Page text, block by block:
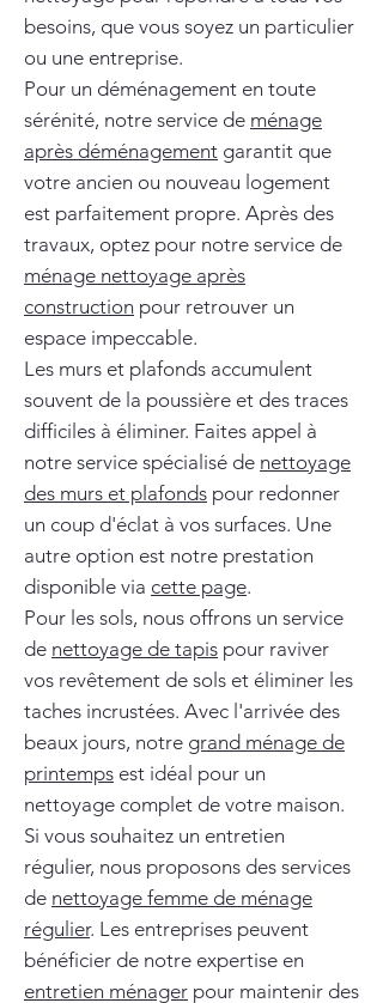
besoins, que vous soyez un particulier
ou une entreprise.
Pour un déménagement en toute
sérénité, notre service de ménage
après déménagement garantit que
votre ancien ou nouveau logement
est parfaitement propre. Après des
travaux, optez pour notre service de
ménage nettoyage après
construction pour retrouver un
espace impeccable.
Les murs et plafonds accumulent
souvent de la poussière et des traces
difficiles à éliminer. Faites appel à
notre service spécialisé de nettoyage
des murs et plafonds pour redonner
un coup d'éclat à vos surfaces. Une
autre option est notre prestation
disponible via cette page.
Pour les sols, nous offrons un service
de nettoyage de tapis pour raviver
vos revêtement de sols et éliminer les
taches incrustées. Avec l'arrivée des
beaux jours, notre grand ménage de
printemps est idéal pour un
nettoyage complet de votre maison.
Si vous souhaitez un entretien
régulier, nous proposons des services
de nettoyage femme de ménage
régulier. Les entreprises peuvent
bénéficier de notre expertise en
entretien ménager pour maintenir des